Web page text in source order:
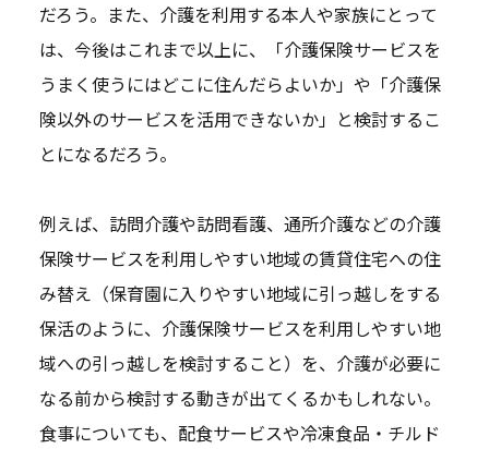
だろう。また、介護を利用する本人や家族にとって
は、今後はこれまで以上に、「介護保険サービスを
うまく使うにはどこに住んだらよいか」や「介護保
険以外のサービスを活用できないか」と検討するこ
とになるだろう。
例えば、訪問介護や訪問看護、通所介護などの介護
保険サービスを利用しやすい地域の賃貸住宅への住
み替え（保育園に入りやすい地域に引っ越しをする
保活のように、介護保険サービスを利用しやすい地
域への引っ越しを検討すること）を、介護が必要に
なる前から検討する動きが出てくるかもしれない。
食事についても、配食サービスや冷凍食品・チルド